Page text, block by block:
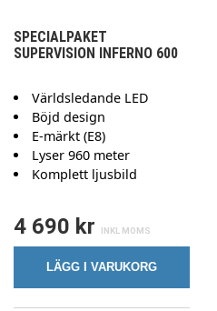
SPECIALPAKET
SUPERVISION INFERNO 600
Världsledande LED
Böjd design
E-märkt (E8)
Lyser 960 meter
Komplett ljusbild
4 690 kr
LÄGG I VARUKORG